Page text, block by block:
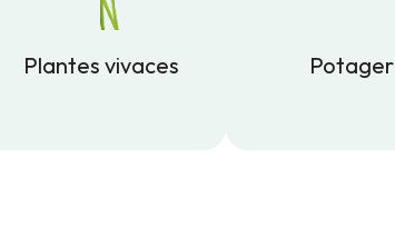
Plantes vivaces
Potager